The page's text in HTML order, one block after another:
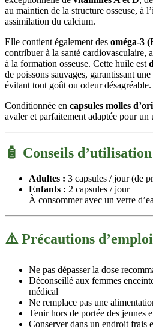
au maintien de la structure osseuse, à
assimilation du calcium.
Elle contient également des oméga-3
contribuer à la santé cardiovasculaire,
à la formation osseuse. Cette huile est
de poissons sauvages, garantissant
évitant tout goût ou odeur désagréable.
Conditionnée en capsules molles
avaler et parfaitement adaptée pour un
🧴 Conseils d’utilisation
Adultes : 3 capsules / jour (de
Enfants : 2 capsules / jour
À consommer avec un verre
⚠️Précautions d’emploi
Ne pas dépasser la dose
Déconseillé aux femmes
médical
Ne remplace pas une
Tenir hors de portée des jeunes
Conserver dans un endroit frais